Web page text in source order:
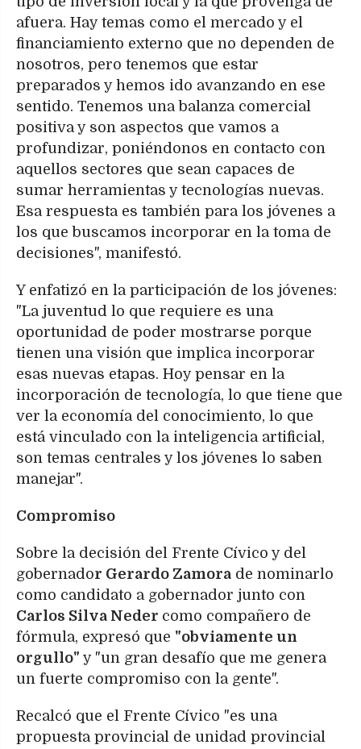
afuera. Hay temas como el mercado y el
financiamiento externo que no dependen de
nosotros, pero tenemos que estar
preparados y hemos ido avanzando en ese
sentido. Tenemos una balanza comercial
positiva y son aspectos que vamos a
profundizar, poniéndonos en contacto con
aquellos sectores que sean capaces de
sumar herramientas y tecnologías nuevas.
Esa respuesta es también para los jóvenes a
los que buscamos incorporar en la toma de
decisiones", manifestó.
Y enfatizó en la participación de los jóvenes:
"La juventud lo que requiere es una
oportunidad de poder mostrarse porque
tienen una visión que implica incorporar
esas nuevas etapas. Hoy pensar en la
incorporación de tecnología, lo que tiene que
ver la economía del conocimiento, lo que
está vinculado con la inteligencia artificial,
son temas centrales y los jóvenes lo saben
manejar".
Compromiso
Sobre la decisión del Frente Cívico y del
gobernador Gerardo Zamora de nominarlo
como candidato a gobernador junto con
Carlos Silva Neder como compañero de
fórmula, expresó que "obviamente un
orgullo" y "un gran desafío que me genera
un fuerte compromiso con la gente".
Recalcó que el Frente Cívico "es una
propuesta provincial de unidad provincial